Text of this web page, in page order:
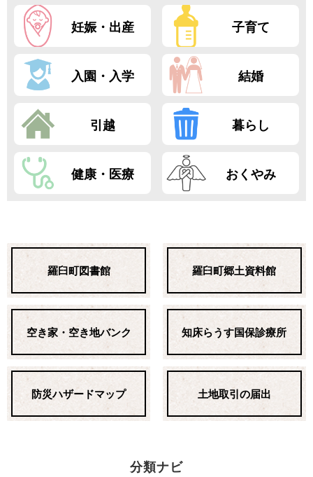
妊娠・出産 子育て
入園・入学 結婚
引越 暮らし
健康・医療 おくやみ
羅臼町図書館 羅臼町郷土資料館
空き家・空き地バンク 知床らうす国保診療所
防災ハザードマップ 土地取引の届出
分類ナビ